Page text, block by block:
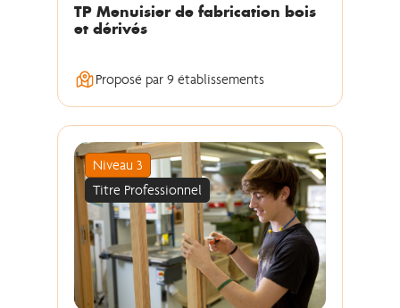
TP Menuisier de fabrication bois
et dérivés
Proposé par 9 établissements
Niveau 3
Titre Professionnel